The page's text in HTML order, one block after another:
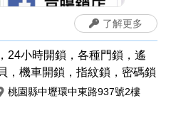
24小時開鎖，各種門鎖，遙
，機車開鎖，指紋鎖，密碼鎖
桃園縣中壢環中東路937號2樓
了解更多